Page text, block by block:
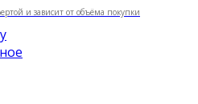
и зависит от объёма покупки